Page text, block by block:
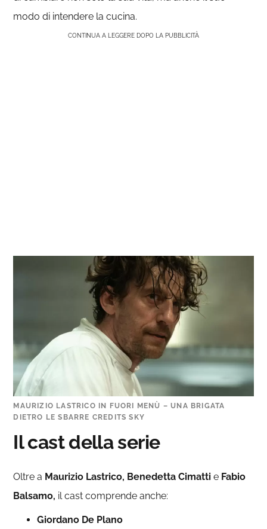
modo di intendere la cucina.
CONTINUA A LEGGERE DOPO LA PUBBLICITÀ
MAURIZIO LASTRICO IN FUORI MENÙ – UNA BRIGATA
DIETRO LE SBARRE CREDITS SKY
Il cast della serie
Oltre a Maurizio Lastrico, Benedetta Cimatti e Fabio
Balsamo, il cast comprende anche:
Giordano De Plano